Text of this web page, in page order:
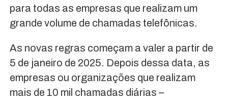
para todas as empresas que realizam um
grande volume de chamadas telefônicas.
As novas regras começam a valer a partir de
5 de janeiro de 2025. Depois dessa data, as
empresas ou organizações que realizam
mais de 10 mil chamadas diárias –